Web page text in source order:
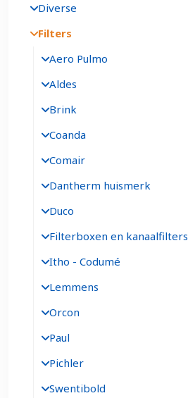
Diverse
Filters
Aero Pulmo
Aldes
Brink
Coanda
Comair
Dantherm huismerk
Duco
Filterboxen en kanaalfilters
Itho - Codumé
Lemmens
Orcon
Paul
Pichler
Swentibold